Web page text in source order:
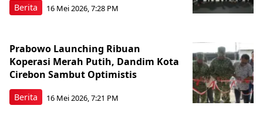
Berita 16 Mei 2026, 7:28 PM
Berita
Prabowo Launching Ribuan
Koperasi Merah Putih, Dandim Kota
Cirebon Sambut Optimistis
16 Mei 2026, 7:21 PM